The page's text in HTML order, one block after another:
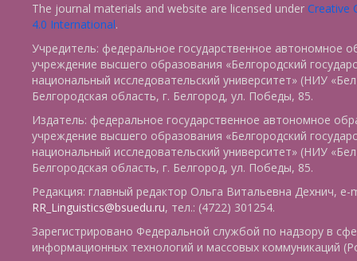
The journal materials and website are licensed under Creative
4.0 International.
Учредитель: федеральное государственное автономное
учреждение высшего образования «Белгородский
национальный исследовательский университет» (НИУ
Белгородская область, г. Белгород, ул. Победы, 85.
Издатель: федеральное государственное автономное
учреждение высшего образования «Белгородский
национальный исследовательский университет» (НИУ
Белгородская область, г. Белгород, ул. Победы, 85.
Редакция: главный редактор Ольга Витальевна Дехнич, e-
RR_Linguistics@bsuedu.ru, тел.: (4722) 301254.
Зарегистрировано Федеральной службой по надзору в
информационных технологий и массовых коммуникаций